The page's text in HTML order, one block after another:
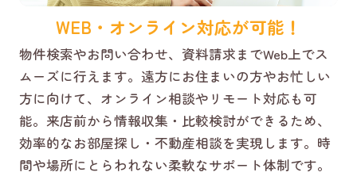
WEB・オンライン対応が可能！
物件検索やお問い合わせ、資料請求までWeb上でス
ムーズに行えます。遠方にお住まいの方やお忙しい
方に向けて、オンライン相談やリモート対応も可
能。来店前から情報収集・比較検討ができるため、
効率的なお部屋探し・不動産相談を実現します。時
間や場所にとらわれない柔軟なサポート体制です。